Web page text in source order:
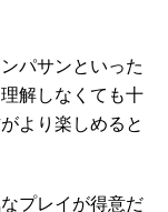
パサンといった
解しなくても十
より楽しめると
プレイが得意だ